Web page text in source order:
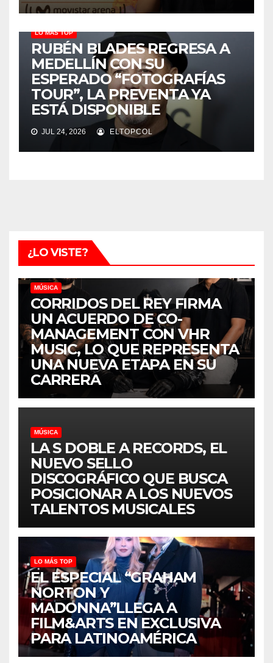
LO MÁS TOP
RUBÉN BLADES REGRESA A
MEDELLÍN CON SU
ESPERADO “FOTOGRAFÍAS
TOUR”, LA PREVENTA YA
ESTÁ DISPONIBLE
JUL 24, 2026 ELTOPCOL
¿LO VISTE?
MÚSICA
CORRIDOS DEL REY FIRMA
UN ACUERDO DE CO-
MANAGEMENT CON VHR
MUSIC, LO QUE REPRESENTA
UNA NUEVA ETAPA EN SU
CARRERA
MÚSICA
LA S DOBLE A RECORDS, EL
NUEVO SELLO
DISCOGRÁFICO QUE BUSCA
POSICIONAR A LOS NUEVOS
TALENTOS MUSICALES
LO MÁS TOP
EL ESPECIAL “GRAHAM
NORTON Y
MADONNA”LLEGA A
FILM&ARTS EN EXCLUSIVA
PARA LATINOAMÉRICA